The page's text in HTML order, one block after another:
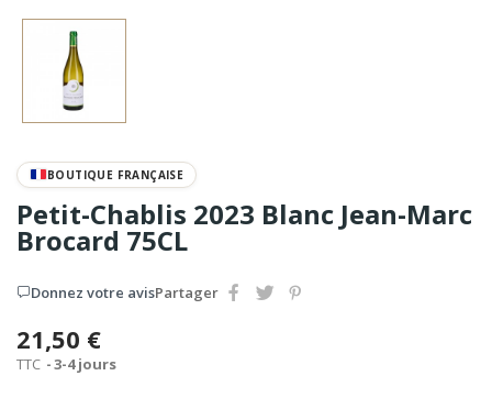
BOUTIQUE FRANÇAISE
Petit-Chablis 2023 Blanc Jean-Marc
Brocard 75CL
Donnez votre avisPartager
21,50 €
TTC 3-4 jours